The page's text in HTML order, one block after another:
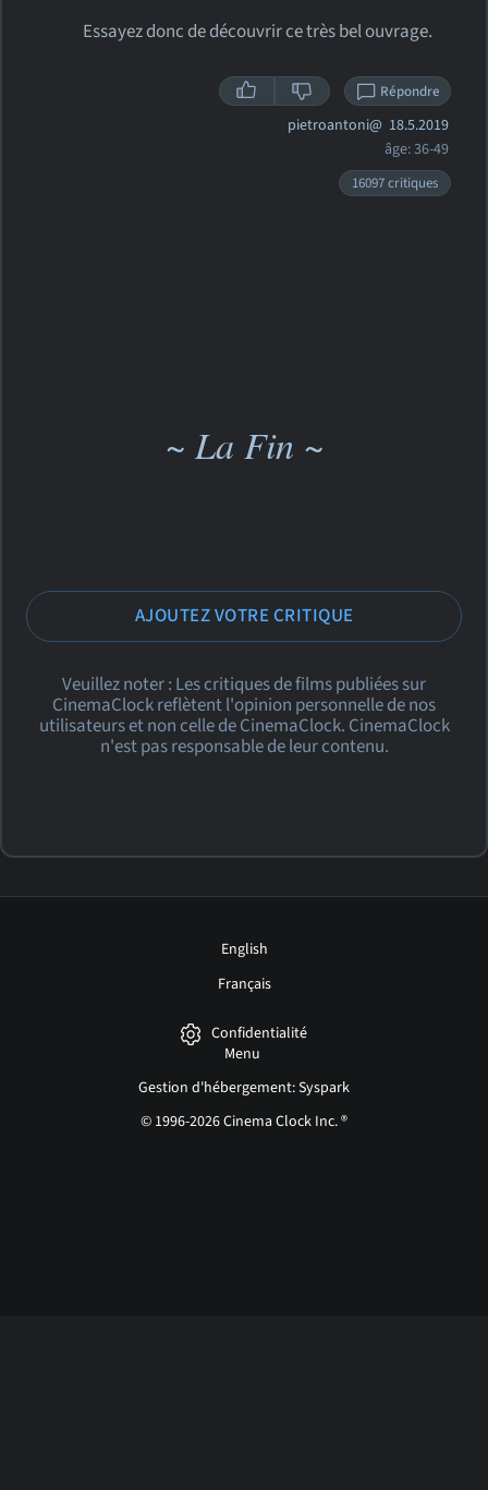
Essayez donc de découvrir ce très bel ouvrage.
Répondre
pietroantoni@ 18.5.2019
âge: 36-49
16097 critiques
~ La Fin ~
AJOUTEZ VOTRE CRITIQUE
Veuillez noter : Les critiques de films publiées sur
CinemaClock reflètent l'opinion personnelle de nos
utilisateurs et non celle de CinemaClock. CinemaClock
n'est pas responsable de leur contenu.
English
Français
Confidentialité
Menu
Gestion d'hébergement: Syspark
© 1996-2026 Cinema Clock Inc. ®